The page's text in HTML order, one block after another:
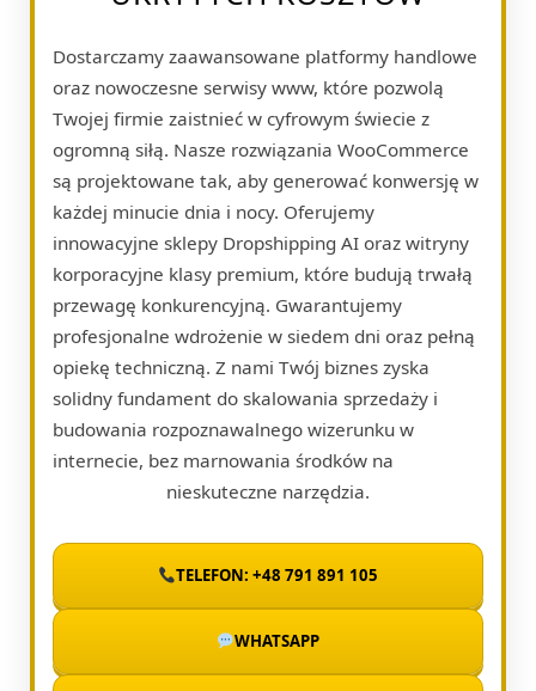
Dostarczamy zaawansowane platformy handlowe
oraz nowoczesne serwisy www, które pozwolą
Twojej firmie zaistnieć w cyfrowym świecie z
ogromną siłą. Nasze rozwiązania WooCommerce
są projektowane tak, aby generować konwersję w
każdej minucie dnia i nocy. Oferujemy
innowacyjne sklepy Dropshipping AI oraz witryny
korporacyjne klasy premium, które budują trwałą
przewagę konkurencyjną. Gwarantujemy
profesjonalne wdrożenie w siedem dni oraz pełną
opiekę techniczną. Z nami Twój biznes zyska
solidny fundament do skalowania sprzedaży i
budowania rozpoznawalnego wizerunku w
internecie, bez marnowania środków na
nieskuteczne narzędzia.
TELEFON: +48 791 891 105
WHATSAPP